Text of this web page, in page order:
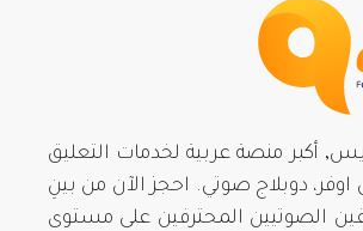
أكبر منصة عربية لخدمات التعليق
دوبلاج صوتي. احجز الآن من بينِ
الصوتيين المحترفين على مستوى